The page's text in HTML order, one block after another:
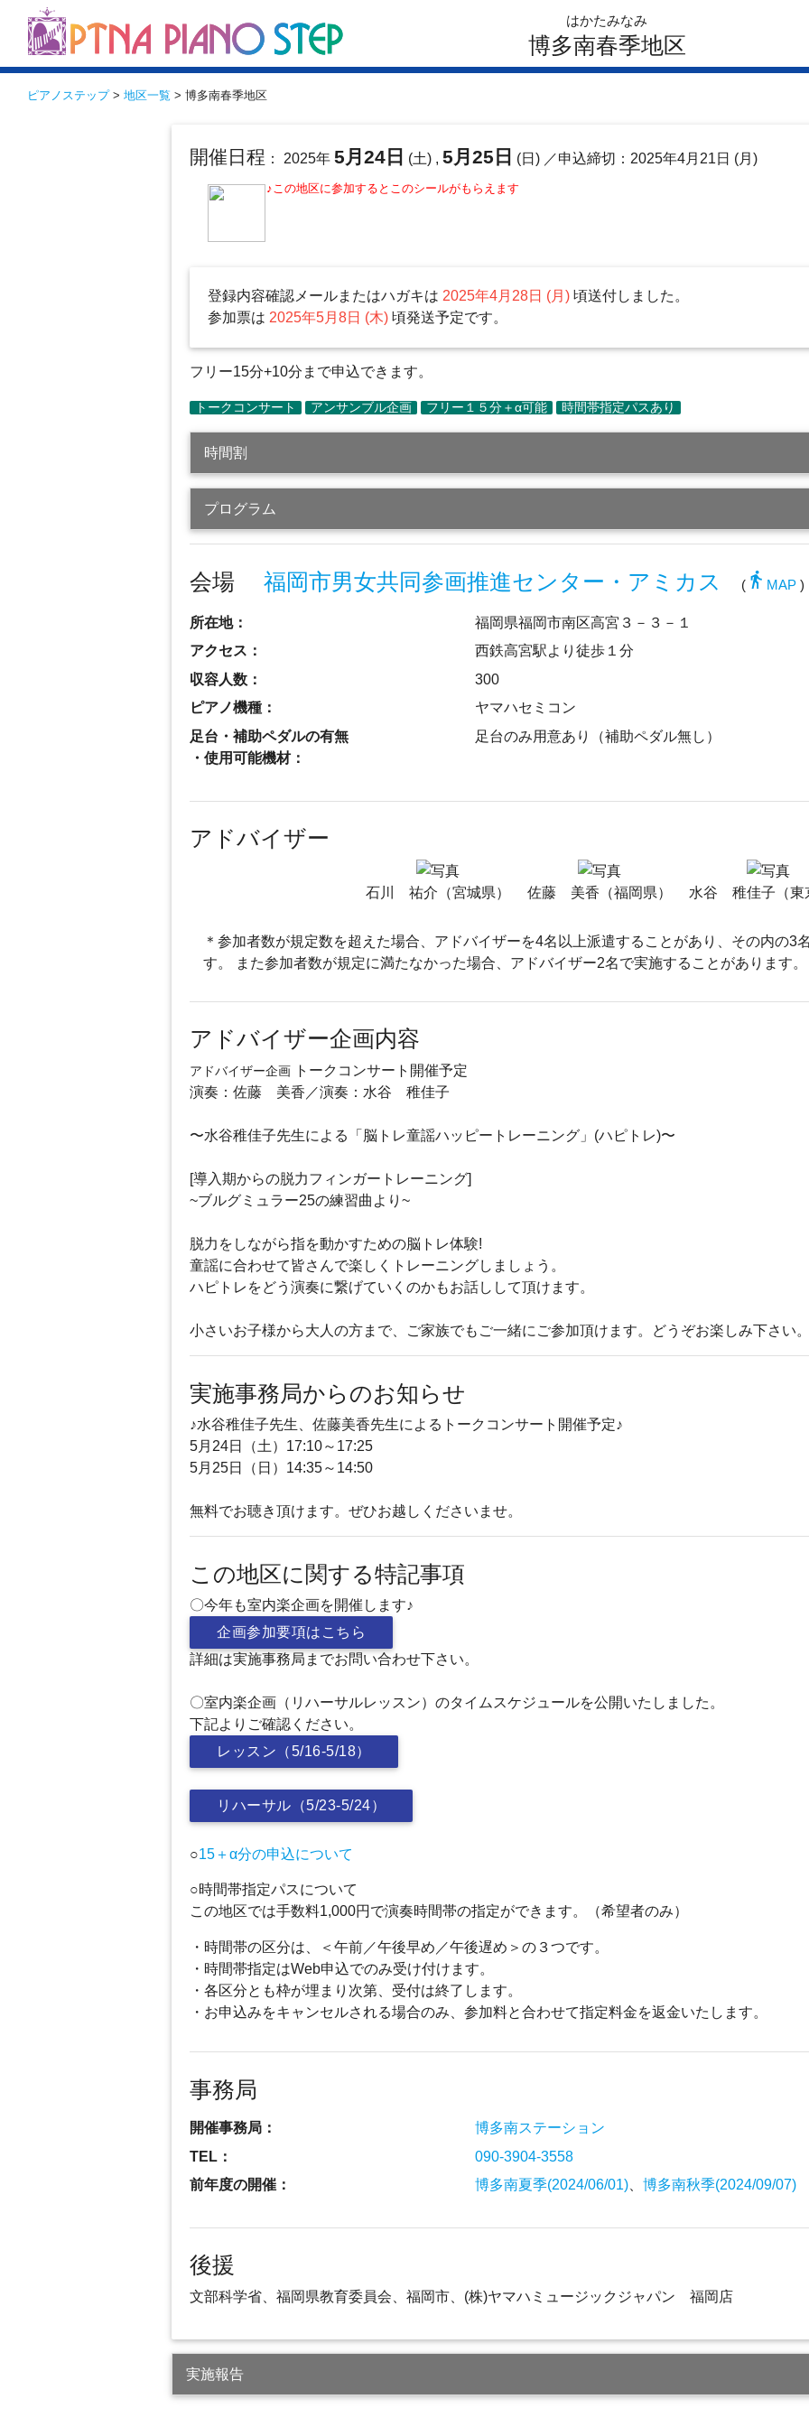
はかたみなみ
博多南春季地区
ピアノステップ> 地区一覧 > 博多南春季地区
開催日程 ： 2025年5月24日 (土) ,5月25日 (日) ／申込締切：2025年4月21日 (月)
♪この地区に参加するとこのシールがもらえます
登録内容確認メールまたはハガキは 2025年4月28日 (月)頃送付しました。
参加票は 2025年5月8日 (木)頃発送予定です。
フリー15分+10分まで申込できます。
時間割
プログラム
会場福岡市男女共同参画推進センター・アミカス ( directions_walk MAP )
所在地：
福岡県福岡市南区高宮３－３－１
アクセス：
西鉄高宮駅より徒歩１分
収容人数：
300
ピアノ機種：
ヤマハセミコン
足台・補助ペダルの有無
・使用可能機材：
足台のみ用意あり（補助ペダル無し）
アドバイザー
石川 祐介（宮城県） 佐藤 美香（福岡県） 水谷 稚佳子（東
＊参加者数が規定数を超えた場合、アドバイザーを4名以上派遣することがあり、その内の3
す。 また参加者数が規定に満たなかった場合、アドバイザー2名で実施することがあります。
アドバイザー企画内容
アドバイザー企画 トークコンサート開催予定
演奏：佐藤 美香／演奏：水谷 稚佳子
〜水谷稚佳子先生による「脳トレ童謡ハッピートレーニング」(ハピトレ)〜
[導入期からの脱力フィンガートレーニング]
~ブルグミュラー25の練習曲より~
脱力をしながら指を動かすための脳トレ体験!
童謡に合わせて皆さんで楽しくトレーニングしましょう。
ハピトレをどう演奏に繋げていくのかもお話しして頂けます。
小さいお子様から大人の方まで、ご家族でもご一緒にご参加頂けます。どうぞお楽しみ下さい
実施事務局からのお知らせ
♪水谷稚佳子先生、佐藤美香先生によるトークコンサート開催予定♪
5月24日（土）17:10～17:25
5月25日（日）14:35～14:50
無料でお聴き頂けます。ぜひお越しくださいませ。
この地区に関する特記事項
〇今年も室内楽企画を開催します♪
企画参加要項はこちら
詳細は実施事務局までお問い合わせ下さい。
〇室内楽企画（リハーサルレッスン）のタイムスケジュールを公開いたしました。
下記よりご確認ください。
レッスン（5/16-5/18）
リハーサル（5/23-5/24）
○15＋α分の申込について
○時間帯指定パスについて
この地区では手数料1,000円で演奏時間帯の指定ができます。（希望者のみ）
・時間帯の区分は、＜午前／午後早め／午後遅め＞の３つです。
・時間帯指定はWeb申込でのみ受け付けます。
・各区分とも枠が埋まり次第、受付は終了します。
・お申込みをキャンセルされる場合のみ、参加料と合わせて指定料金を返金いたします。
事務局
開催事務局：
博多南ステーション
TEL：
090-3904-3558
前年度の開催：
博多南夏季(2024/06/01)、 博多南秋季(2024/09/07)
後援
文部科学省、福岡県教育委員会、福岡市、(株)ヤマハミュージックジャパン 福岡店
実施報告